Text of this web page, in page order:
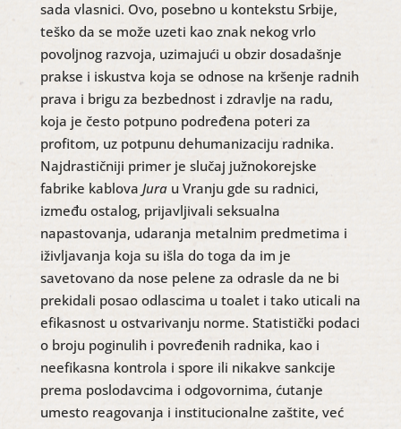
sada vlasnici. Ovo, posebno u kontekstu Srbije,
teško da se može uzeti kao znak nekog vrlo
povoljnog razvoja, uzimajući u obzir dosadašnje
prakse i iskustva koja se odnose na kršenje radnih
prava i brigu za bezbednost i zdravlje na radu,
koja je često potpuno podređena poteri za
profitom, uz potpunu dehumanizaciju radnika.
Najdrastičniji primer je slučaj južnokorejske
fabrike kablova Jurau Vranju gde su radnici,
između ostalog, prijavljivali seksualna
napastovanja, udaranja metalnim predmetima i
iživljavanja koja su išla do toga da im je
savetovano da nose pelene za odrasle da ne bi
prekidali posao odlascima u toalet i tako uticali na
efikasnost u ostvarivanju norme. Statistički podaci
o broju poginulih i povređenih radnika, kao i
neefikasna kontrola i spore ili nikakve sankcije
prema poslodavcima i odgovornima, ćutanje
umesto reagovanja i institucionalne zaštite, već